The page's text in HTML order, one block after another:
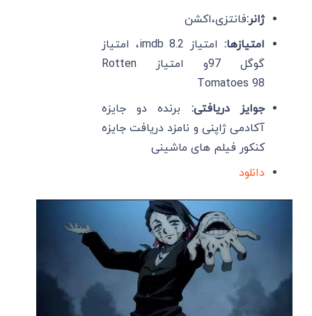
ژانر:فانتزی،اکشن
امتیازها:
امتیاز imdb 8.2، امتیاز
گوگل 97و امتیاز Rotten
Tomatoes 98
جوایز دریافتی: برنده دو جایزه
آکادمی ژاپنی و نامزد دریافت جایزه
کنکور فیلم های ماشینی
دانلود